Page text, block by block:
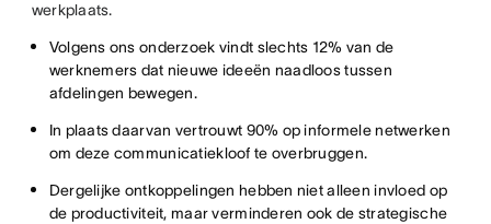
werkplaats.
Volgens ons onderzoek vindt slechts 12% van de
werknemers dat nieuwe ideeën naadloos tussen
afdelingen bewegen.
In plaats daarvan vertrouwt 90% op informele netwerken
om deze communicatiekloof te overbruggen.
Dergelijke ontkoppelingen hebben niet alleen invloed op
de productiviteit, maar verminderen ook de strategische